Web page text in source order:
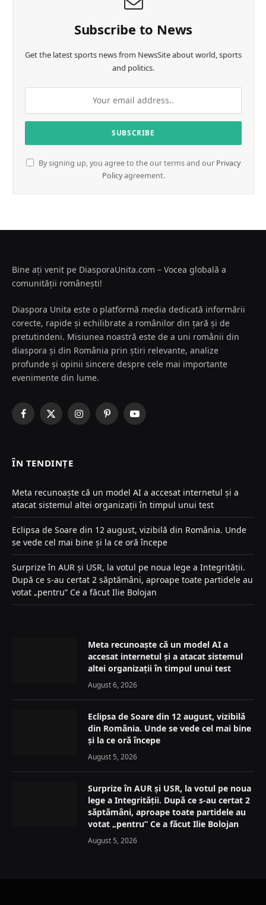
Subscribe to News
Get the latest sports news from NewsSite about world, sports
and politics.
By signing up, you agree to the our terms and our Privacy
Policyagreement.
Bine ați venit pe DiasporaUnita.com – Vocea globală a
comunității românești!
Diaspora Unita este o platformă media dedicată informării
corecte, rapide și echilibrate a românilor din țară și de
pretutindeni. Misiunea noastră este de a uni românii din
diaspora și din România prin știri relevante, analize
profunde și opinii sincere despre cele mai importante
evenimente din lume.
Facebook
X
InstagramPinterestYouTube
ÎN TENDINȚE
Meta recunoaște că un model AI a accesat internetul și a
atacat sistemul altei organizații în timpul unui test
Eclipsa de Soare din 12 august, vizibilă din România. Unde
se vede cel mai bine și la ce oră începe
Surprize în AUR și USR, la votul pe noua lege a Integrității.
După ce s-au certat 2 săptămâni, aproape toate partidele au
votat „pentru” Ce a făcut Ilie Bolojan
Meta recunoaște că un model AI a
accesat internetul și a atacat sistemul
altei organizații în timpul unui test
August 6, 2026
Eclipsa de Soare din 12 august, vizibilă
din România. Unde se vede cel mai bine
și la ce oră începe
August 5, 2026
Surprize în AUR și USR, la votul pe noua
lege a Integrității. După ce s-au certat 2
săptămâni, aproape toate partidele au
votat „pentru” Ce a făcut Ilie Bolojan
August 5, 2026